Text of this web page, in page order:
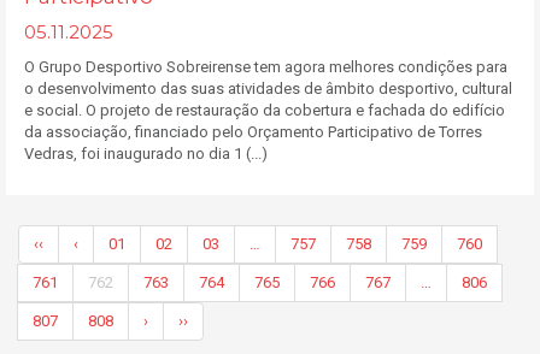
05.11.2025
O Grupo Desportivo Sobreirense tem agora melhores condições para
o desenvolvimento das suas atividades de âmbito desportivo, cultural
e social. O projeto de restauração da cobertura e fachada do edifício
da associação, financiado pelo Orçamento Participativo de Torres
Vedras, foi inaugurado no dia 1 (...)
‹‹ ‹ 01 02 03 757 758 759 760
761 762 763 764 765 766 767 806
807 808 › ››